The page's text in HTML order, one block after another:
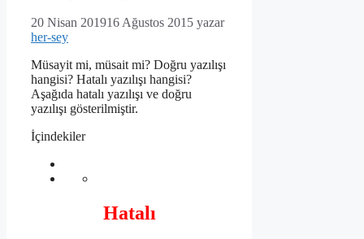
20 Nisan 201916 Ağustos 2015 yazar
her-sey
Müsayit mi, müsait mi? Doğru yazılışı
hangisi? Hatalı yazılışı hangisi?
Aşağıda hatalı yazılışı ve doğru
yazılışı gösterilmiştir.
İçindekiler
Hatalı